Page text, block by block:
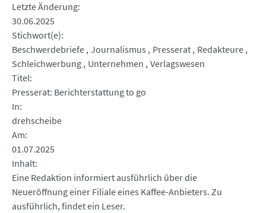
Letzte Änderung
30.06.2025
Stichwort(e)
Beschwerdebriefe Journalismus Presserat Redakteure
Schleichwerbung Unternehmen Verlagswesen
Titel
Presserat: Berichterstattung to go
In
drehscheibe
Am
01.07.2025
Inhalt
Eine Redaktion informiert ausführlich über die
Neueröffnung einer Filiale eines Kaffee-Anbieters. Zu
ausführlich, findet ein Leser.